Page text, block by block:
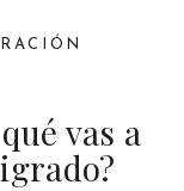
vas a